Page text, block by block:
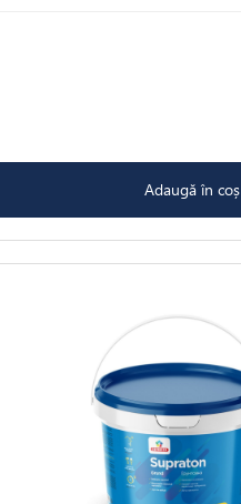
Adaugă în coș